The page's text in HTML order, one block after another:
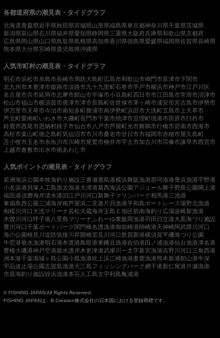
各都道府県の潮見表・タイドグラフ
北海道青森県岩手県秋田県宮城県山形県福島県東京都神奈川県千葉県茨城県
新潟県富山県石川県福井県愛知県静岡県三重県大阪府兵庫県和歌山県京都府
広島県岡山県山口県鳥取県島根県高知県香川県徳島県愛媛県福岡県佐賀県長崎県
熊本県大分県宮崎県鹿児島県沖縄県
人気市町村の潮見表・タイドグラフ
明石市浜松市糸島市長崎市周防大島町広島市和歌山市鳴門市富津市下関市
北九州市木更津市姫路市淡路市九十九里町石巻市平戸市横浜市神戸市江戸川区
名古屋市呉市延岡市志摩市館山市平塚市小豆島町四日市市江田島市常滑市沼津市
松山市福山市横須賀市唐津市津市長島町佐世保市茅ヶ崎市浦安市宮古島市伊勢市
伊万里市天草市今治市南知多町勝浦市南伊勢町浜田市大洗町五島市 上天草市
芦北町愛南町いわき市大磯町長門市千葉市焼津市亘理町境港市田原市臼杵市
鈴鹿市西尾市恩納村銚子市仙台市八戸市芦屋町光市舞鶴市行橋市碧南市西海市
高松市葉山町徳之島町気仙沼市市川市桑名市廿日市市福岡市赤穂市屋久島町
苫小牧市玉名市糸魚川市川崎市尾鷲市柳井市宇土市加古川市宗像市諫早市西宮市
上越市倉敷市出水市南あわじ市
人気ポイントの潮見表・タイドグラフ
若洲海浜公園本牧海釣り施設三番瀬鹿島港横浜舞阪漁港那珂湊港豊浜漁港宇野港
小名浜港 貝塚人工島加太漁港大津港葛西海浜公園 アジュール舞子野島公園 閖上港
福田港須磨海岸清水港 旧江戸川河口 新舞子マリンパーク相馬港三池港
東扇島西公園 三浦海岸南芦屋浜二見港 片貝漁港平和島ボートレース場野北漁港
相模川河口 大洗マリーナ若松大蔵海岸玉島Ｅ地区碧南海釣り広場波崎新漁港
木曽川河口呼子港八景島マリーナふれーゆ裏飯岡漁港羽田 日立港大黒海づり施設
豊川河口千葉ポートパーク 関門橋名護漁港御前崎港師崎港天神崎 阿武隈川河口
海の公園検見川堤防筑後川昇開橋室見川河口敦賀新港横須賀平磯海づり公園
牛窓港垂水漁港明石港本渡港鳥取港東幡豆漁港佐伯港 田ノ浦漁港仙台漁港津名港
豊橋大磯港神戸空港親水護岸木更津港武庫川一文字新宮漁港吉野川河口 三角西港
洲本港千葉港城ヶ島公園小島漁港吹上浜三崎漁港妻鹿漁港熊本新港館山港牛深
宇品波止場公園志賀島漁港大三島フィッシングパーク網干港新仁尾港 片瀬漁港
市原海釣り施設姪浜漁港本荘人工島古宇利島亀浦港
© FISHING JAPAN All Rights Reserved.
FISHING JAPANは、B.Creation株式会社の日本国における登録商標です。